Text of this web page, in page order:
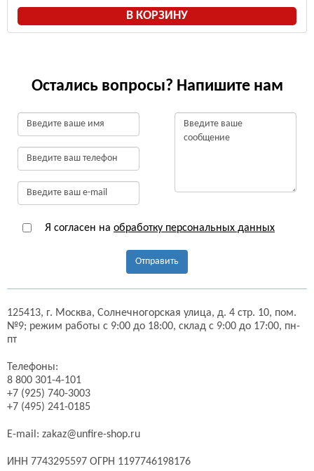
В КОРЗИНУ
Остались вопросы? Напишите нам
Я согласен на обработку персональных данных
Отправить
125413, г. Москва, Солнечногорская улица, д. 4 стр. 10, пом.
№9; режим работы с 9:00 до 18:00, склад с 9:00 до 17:00, пн-
пт
Телефоны:
8 800 301-4-101
+7 (925) 740-3003
+7 (495) 241-0185
E-mail: zakaz@unfire-shop.ru
ИНН 7743295597 ОГРН 1197746198176